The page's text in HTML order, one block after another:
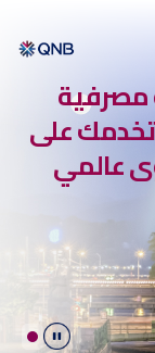
على
عالمي
Durdur